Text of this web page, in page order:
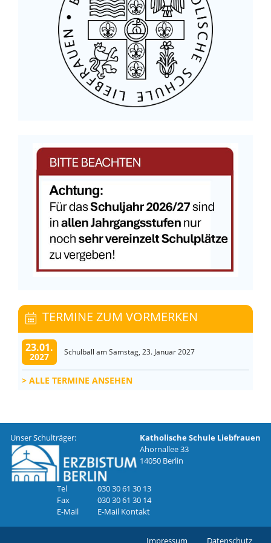
TERMINE ZUM VORMERKEN
23.01.
2027 Schulball am Samstag, 23. Januar 2027
ALLE TERMINE ANSEHEN
Unser Schulträger:
Katholische Schule Liebfrauen
Ahornallee 33
14050 Berlin
Tel
030 30 61 30 13
Fax
030 30 61 30 14
E-Mail
E-Mail Kontakt
Impressum Datenschutz